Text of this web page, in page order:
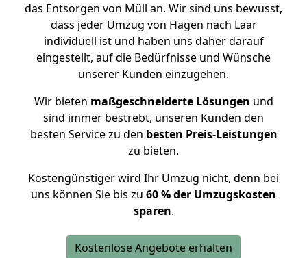
das Entsorgen von Müll an. Wir sind uns bewusst,
dass jeder Umzug von Hagen nach Laar
individuell ist und haben uns daher darauf
eingestellt, auf die Bedürfnisse und Wünsche
unserer Kunden einzugehen.
Wir bieten maßgeschneiderte Lösungen und
sind immer bestrebt, unseren Kunden den
besten Service zu den besten Preis-Leistungen
zu bieten.
Kostengünstiger wird Ihr Umzug nicht, denn bei
uns können Sie bis zu 60 % der Umzugskosten
sparen.
Kostenlose Angebote erhalten